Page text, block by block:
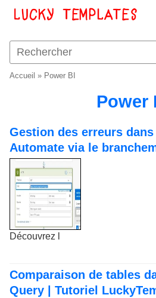
Accueil » Power BI
Power
Gestion des erreurs
Automate via le
Découvrez l
Comparaison de tables
Query | Tutoriel